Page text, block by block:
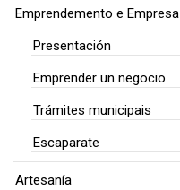
Emprendemento e Empresa
Presentación
Emprender un negocio
Trámites municipais
Escaparate
Artesanía